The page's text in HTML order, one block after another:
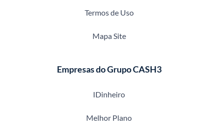
Termos de Uso
Mapa Site
Empresas do Grupo CASH3
IDinheiro
Melhor Plano